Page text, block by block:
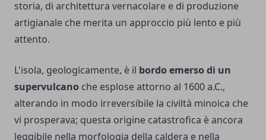
storia, di architettura vernacolare e di produzione
artigianale che merita un approccio più lento e più
attento.
L'isola, geologicamente, è il bordo emerso di un
supervulcano che esplose attorno al 1600 a.C.,
alterando in modo irreversibile la civiltà minoica che
vi prosperava; questa origine catastrofica è ancora
leggibile nella morfologia della caldera e nella